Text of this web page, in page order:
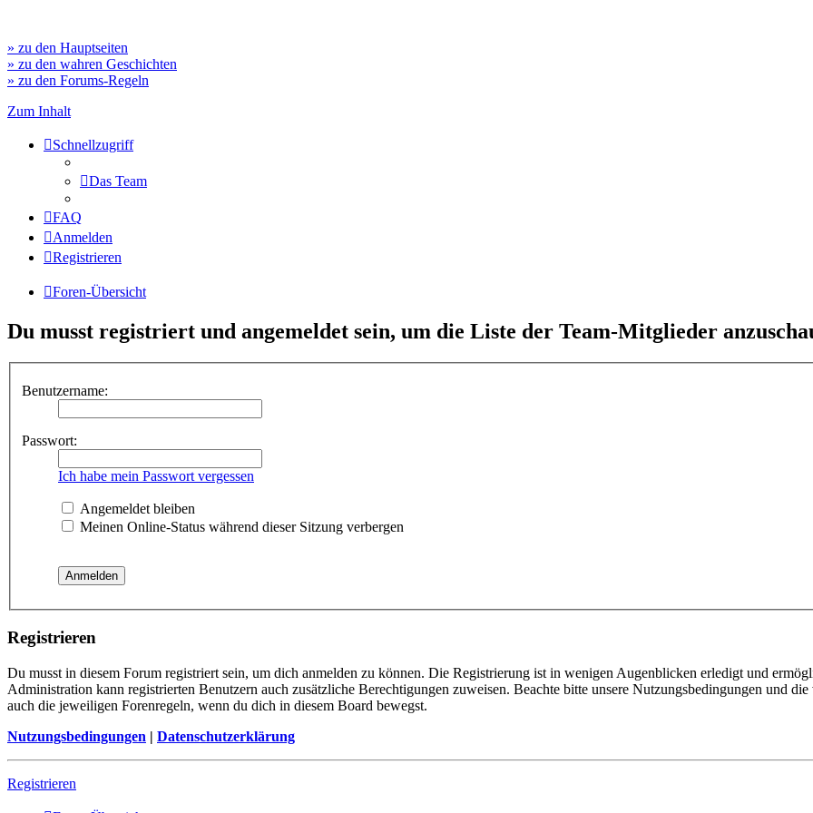
» zu den Hauptseiten
» zu den wahren Geschichten
» zu den Forums-Regeln
Zum Inhalt
Schnellzugriff
Das Team
FAQ
Anmelden
Registrieren
Foren-Übersicht
Du musst registriert und angemeldet sein, um die Liste der Team-Mitglieder
Benutzername:
Passwort:
Ich habe mein Passwort vergessen
Angemeldet bleiben
Meinen Online-Status während dieser Sitzung verbergen
Registrieren
Du musst in diesem Forum registriert sein, um dich anmelden zu können. Die Registrierung ist in wenigen Augenblicken erledigt und
Administration kann registrierten Benutzern auch zusätzliche Berechtigungen zuweisen. Beachte bitte unsere Nutzungsbedingungen und
auch die jeweiligen Forenregeln, wenn du dich in diesem Board bewegst.
Nutzungsbedingungen | Datenschutzerklärung
Registrieren